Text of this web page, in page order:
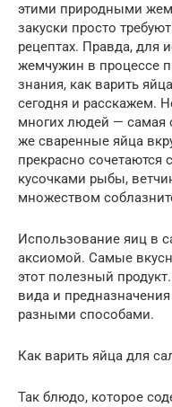
этими природными
закуски просто
рецептах. Правда, для
жемчужин в процессе
знания, как варить
сегодня и расскажем.
многих людей — самая
же сваренные яйца
прекрасно сочетаются
кусочками рыбы,
множеством
Использование яиц в
аксиомой. Самые
этот полезный
вида и
разными способами.
Как варить яйца для
Так блюдо, которое